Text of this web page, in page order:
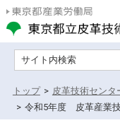
サイト内検索
トップ > 皮革技術センタ
> 令和5年度 皮革産業技